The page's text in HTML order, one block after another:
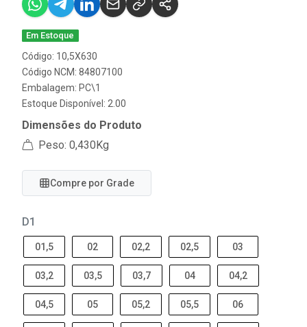
Em Estoque
Código: 10,5X630
Código NCM: 84807100
Embalagem: PC\1
Estoque Disponível: 2.00
Dimensões do Produto
Peso: 0,430Kg
Compre por Grade
D1
01,5 02 02,2 02,5 03
03,2 03,5 03,7 04 04,2
04,5 05 05,2 05,5 06